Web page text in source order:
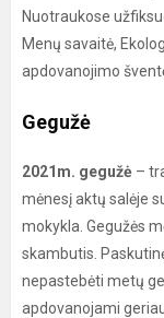
Nuotraukose
Menų savaitė,
apdovanojimo
Gegužė
2021m. gegužė –
mėnesį aktų salėje
mokykla. Gegužės
skambutis.
nepastebėti metų
apdovanojami